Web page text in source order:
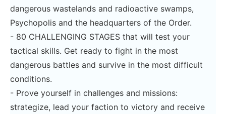
dangerous wastelands and radioactive swamps,
Psychopolis and the headquarters of the Order.
- 80 CHALLENGING STAGES that will test your
tactical skills. Get ready to fight in the most
dangerous battles and survive in the most difficult
conditions.
- Prove yourself in challenges and missions:
strategize, lead your faction to victory and receive